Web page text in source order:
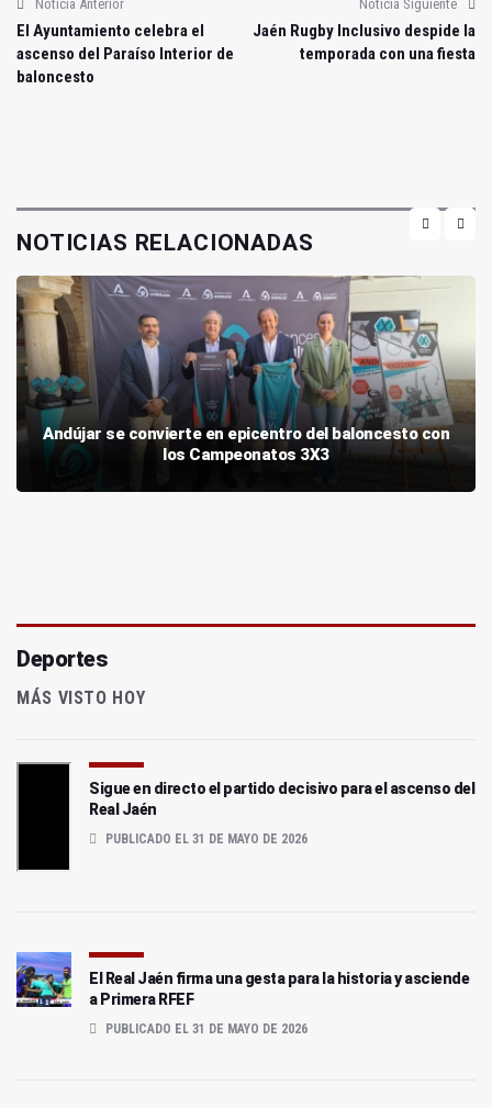
Noticia Anterior
El Ayuntamiento celebra el
ascenso del Paraíso Interior de
baloncesto
Noticia Siguiente
Jaén Rugby Inclusivo despide la
temporada con una fiesta
NOTICIAS RELACIONADAS
Andújar se convierte en epicentro del baloncesto con
los Campeonatos 3X3
Deportes
MÁS VISTO HOY
Sigue en directo el partido decisivo para el ascenso del
Real Jaén
PUBLICADO EL 31 DE MAYO DE 2026
El Real Jaén firma una gesta para la historia y asciende
a Primera RFEF
PUBLICADO EL 31 DE MAYO DE 2026